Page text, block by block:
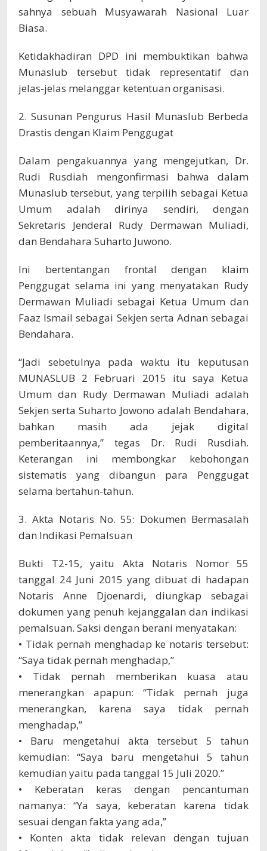
sahnya sebuah Musyawarah Nasional Luar
Biasa.
Ketidakhadiran DPD ini membuktikan bahwa
Munaslub tersebut tidak representatif dan
jelas-jelas melanggar ketentuan organisasi.
2. Susunan Pengurus Hasil Munaslub Berbeda
Drastis dengan Klaim Penggugat
Dalam pengakuannya yang mengejutkan, Dr.
Rudi Rusdiah mengonfirmasi bahwa dalam
Munaslub tersebut, yang terpilih sebagai Ketua
Umum adalah dirinya sendiri, dengan
Sekretaris Jenderal Rudy Dermawan Muliadi,
dan Bendahara Suharto Juwono.
Ini bertentangan frontal dengan klaim
Penggugat selama ini yang menyatakan Rudy
Dermawan Muliadi sebagai Ketua Umum dan
Faaz Ismail sebagai Sekjen serta Adnan sebagai
Bendahara.
“Jadi sebetulnya pada waktu itu keputusan
MUNASLUB 2 Februari 2015 itu saya Ketua
Umum dan Rudy Dermawan Muliadi adalah
Sekjen serta Suharto Jowono adalah Bendahara,
bahkan masih ada jejak digital
pemberitaannya,” tegas Dr. Rudi Rusdiah.
Keterangan ini membongkar kebohongan
sistematis yang dibangun para Penggugat
selama bertahun-tahun.
3. Akta Notaris No. 55: Dokumen Bermasalah
dan Indikasi Pemalsuan
Bukti T2-15, yaitu Akta Notaris Nomor 55
tanggal 24 Juni 2015 yang dibuat di hadapan
Notaris Anne Djoenardi, diungkap sebagai
dokumen yang penuh kejanggalan dan indikasi
pemalsuan. Saksi dengan berani menyatakan:
• Tidak pernah menghadap ke notaris tersebut:
“Saya tidak pernah menghadap,”
• Tidak pernah memberikan kuasa atau
menerangkan apapun: “Tidak pernah juga
menerangkan, karena saya tidak pernah
menghadap,”
• Baru mengetahui akta tersebut 5 tahun
kemudian: “Saya baru mengetahui 5 tahun
kemudian yaitu pada tanggal 15 Juli 2020.”
• Keberatan keras dengan pencantuman
namanya: “Ya saya, keberatan karena tidak
sesuai dengan fakta yang ada,”
• Konten akta tidak relevan dengan tujuan